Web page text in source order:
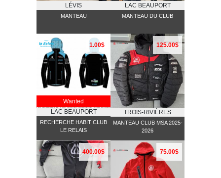
LÉVIS
MANTEAU
LAC BEAUPORT
MANTEAU DU CLUB
1.00$
Wanted
LAC BEAUPORT
RECHERCHE HABIT CLUB
LE RELAIS
125.00$
TROIS-RIVIÈRES
MANTEAU CLUB MSA 2025-
2026
400.00$ 75.00$